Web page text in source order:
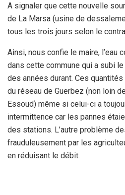
A signaler que cette nouvelle
de La Marsa (usine de
tous les trois jours selon le
Ainsi, nous confie le maire, l’eau
dans cette commune qui a subi
des années durant. Ces quantités
du réseau de Guerbez (non loin
Essoud) même si celui-ci a
intermittence car les pannes
des stations. L’autre problème
frauduleusement par les
en réduisant le débit.